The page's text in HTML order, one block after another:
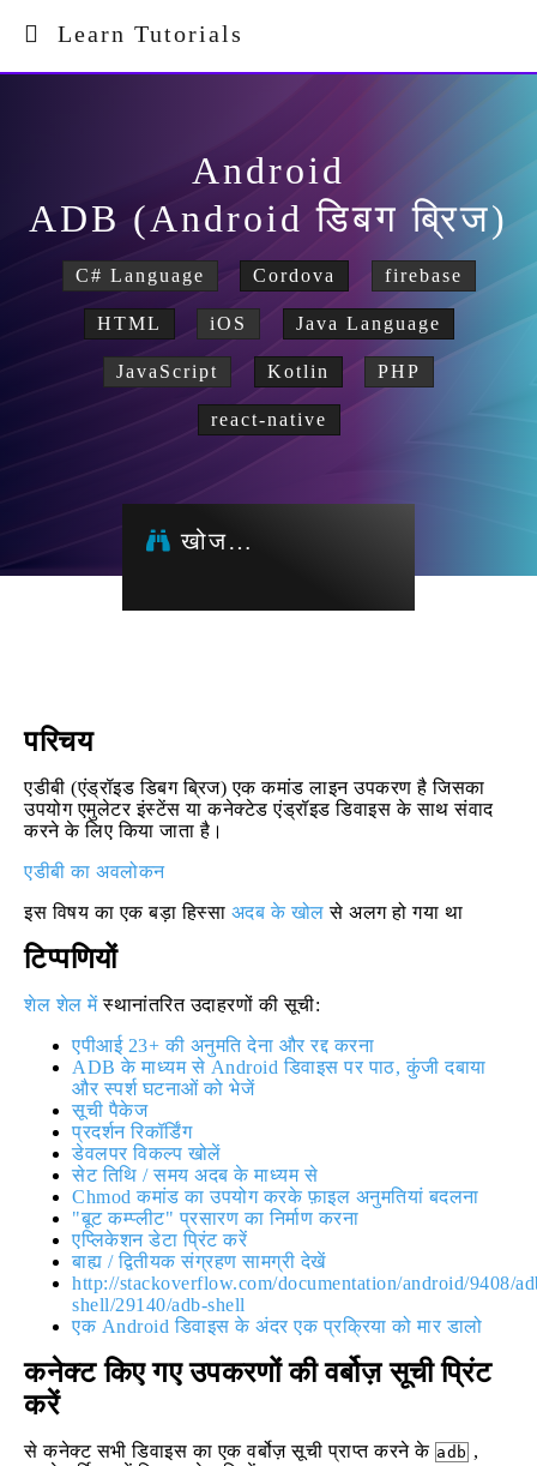
Learn Tutorials
Android
ADB (Android डिबग ब्रिज)
C# Language Cordova firebase
HTML iOS Java Language
JavaScript Kotlin PHP
react-native
खोज…
परिचय
एडीबी (एंड्रॉइड डिबग ब्रिज) एक कमांड लाइन उपकरण है जिसका
उपयोग एमुलेटर इंस्टेंस या कनेक्टेड एंड्रॉइड डिवाइस के साथ संवाद
करने के लिए किया जाता है।
एडीबी का अवलोकन
इस विषय का एक बड़ा हिस्सा अदब के खोल से अलग हो गया था
टिप्पणियों
शेल शेल मेंस्थानांतरित उदाहरणों की सूची:
एपीआई 23+ की अनुमति देना और रद्द करना
ADB के माध्यम से Android डिवाइस पर पाठ, कुंजी दबाया
और स्पर्श घटनाओं को भेजें
सूची पैकेज
प्रदर्शन रिकॉर्डिंग
डेवलपर विकल्प खोलें
सेट तिथि / समय अदब के माध्यम से
Chmod कमांड का उपयोग करके फ़ाइल अनुमतियां बदलना
"बूट कम्प्लीट" प्रसारण का निर्माण करना
एप्लिकेशन डेटा प्रिंट करें
बाह्य / द्वितीयक संग्रहण सामग्री देखें
http://stackoverflow.com/documentation/android/9408/
shell/29140/adb-shell
एक Android डिवाइस के अंदर एक प्रक्रिया को मार डालो
कनेक्ट किए गए उपकरणों की वर्बोज़ सूची प्रिंट
करें
से कनेक्ट सभी डिवाइस का एक वर्बोज़ सूची प्राप्त करने के adb ,